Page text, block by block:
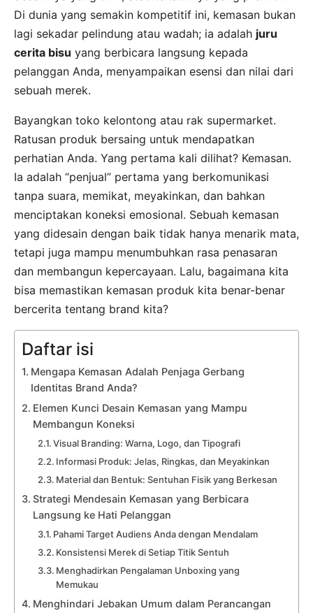
Di dunia yang semakin kompetitif ini, kemasan bukan
lagi sekadar pelindung atau wadah; ia adalah juru
cerita bisu yang berbicara langsung kepada
pelanggan Anda, menyampaikan esensi dan nilai dari
sebuah merek.
Bayangkan toko kelontong atau rak supermarket.
Ratusan produk bersaing untuk mendapatkan
perhatian Anda. Yang pertama kali dilihat? Kemasan.
Ia adalah “penjual” pertama yang berkomunikasi
tanpa suara, memikat, meyakinkan, dan bahkan
menciptakan koneksi emosional. Sebuah kemasan
yang didesain dengan baik tidak hanya menarik mata,
tetapi juga mampu menumbuhkan rasa penasaran
dan membangun kepercayaan. Lalu, bagaimana kita
bisa memastikan kemasan produk kita benar-benar
bercerita tentang brand kita?
Daftar isi
Mengapa Kemasan Adalah Penjaga Gerbang
Identitas Brand Anda?
Elemen Kunci Desain Kemasan yang Mampu
Membangun Koneksi
Visual Branding: Warna, Logo, dan Tipografi
Informasi Produk: Jelas, Ringkas, dan Meyakinkan
Material dan Bentuk: Sentuhan Fisik yang Berkesan
Strategi Mendesain Kemasan yang Berbicara
Langsung ke Hati Pelanggan
Pahami Target Audiens Anda dengan Mendalam
Konsistensi Merek di Setiap Titik Sentuh
Menghadirkan Pengalaman Unboxing yang
Memukau
Menghindari Jebakan Umum dalam Perancangan